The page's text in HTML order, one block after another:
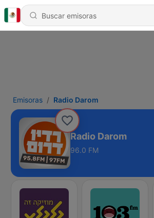
Emisoras Radio Darom
Radio Darom
96.0 FM